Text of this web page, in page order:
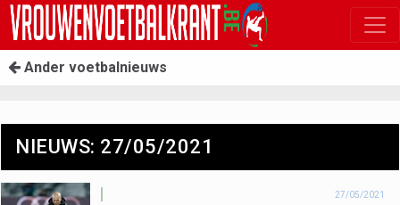
Ander voetbalnieuws
NIEUWS: 27/05/2021
27/05/2021